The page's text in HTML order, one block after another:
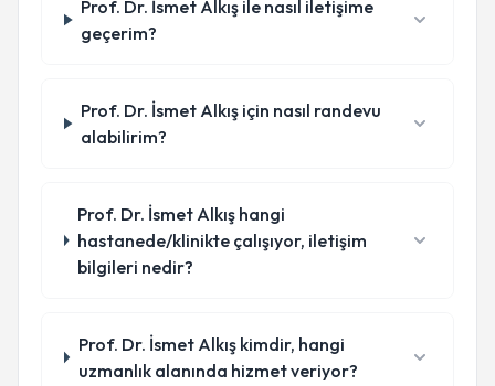
Prof. Dr. İsmet Alkış ile nasıl iletişime
geçerim?
Prof. Dr. İsmet Alkış için nasıl randevu
alabilirim?
Prof. Dr. İsmet Alkış hangi
hastanede/klinikte çalışıyor, iletişim
bilgileri nedir?
Prof. Dr. İsmet Alkış kimdir, hangi
uzmanlık alanında hizmet veriyor?